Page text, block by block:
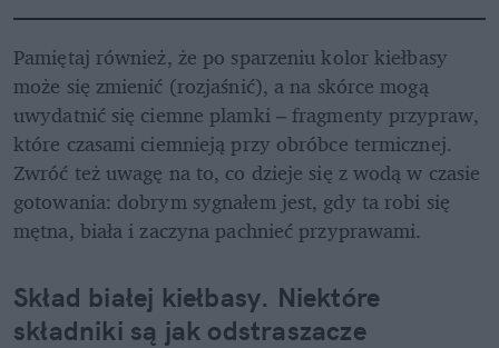
Pamiętaj również, że po sparzeniu kolor kiełbasy
może się zmienić (rozjaśnić), a na skórce mogą
uwydatnić się ciemne plamki – fragmenty przypraw,
które czasami ciemnieją przy obróbce termicznej.
Zwróć też uwagę na to, co dzieje się z wodą w czasie
gotowania: dobrym sygnałem jest, gdy ta robi się
mętna, biała i zaczyna pachnieć przyprawami.
Skład białej kiełbasy. Niektóre
składniki są jak odstraszacze